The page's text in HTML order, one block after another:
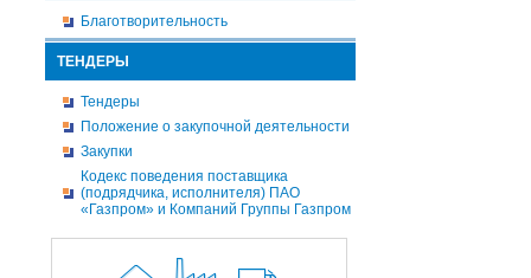
Благотворительность
ТЕНДЕРЫ
Тендеры
Положение о закупочной деятельности
Закупки
Кодекс поведения поставщика
(подрядчика, исполнителя) ПАО
«Газпром» и Компаний Группы Газпром